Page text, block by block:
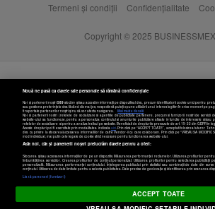
Termeni și condiții Confidențialitate
Copyright © 2025 BUSINESSMEX
Setări cookies
Nouă ne pasă ca datele tale personale să rămână confidențiale
Noi și partenerii noștri589stocăm și/sau accesăm informații pe dispozitivul dvs., precum identificatorii cookie unici pentru
sau gestiona preferințele dvs. făcând clic mai jos, respectiv vă puteți opune utilizării unui interes legitim în orice moment pe
fi raportate partenerilor noștri și nu vă vor afecta navigarea.
Mai multe detalii
Noi si partenerii nostri (retelele de socializare si agentiile de publicitate partenere, precum si furnizorii nostri de servicii
website-ului sa functioneze, pentru a personaliza continutul si anunturile publicitare afisate in functie de interesele si/sau
retelelor de socializare si pentru a analiza traficul pe website. Beneficiati de drepturile prevazute de art. 15-22 din GDPR in
Aceste drepturi pot fi exercitate prin modalitatea indicataaici. Prin click pe “ACCEPT TOATE”, acceptati folosirea tuturor
dvs. cu privire la stocarea/accesarea informatiilor de catre Vendor-ii cu care colaboram. Prin click pe “VREAU SA MODIFIC
mod individual, mai putin cele legate de cookie strict necesare pentru functionarea website-ului.
Atât noi, cât și partenerii noștri prelucrăm datele pentru a oferi:
Stocarea și/sau accesarea informațiilor de pe un dispozitiv. Măsurarea performanței reclamelor. Utilizarea profilurilor
îmbunătățirea serviciilor. Crearea profilurilor de conținut personalizat. Utilizarea profilurilor pentru selectarea publicității
personalizată. Măsurarea performanței conținutului. Înțelegerea publicului prin statistici sau combinații de date din
conținutul. Utilizarea de date limitate pentru a selecta publicitatea. Date precise de geolocație și identificarea prin scanarea
Listă parteneri (furnizori)
ACCEPT TOATE